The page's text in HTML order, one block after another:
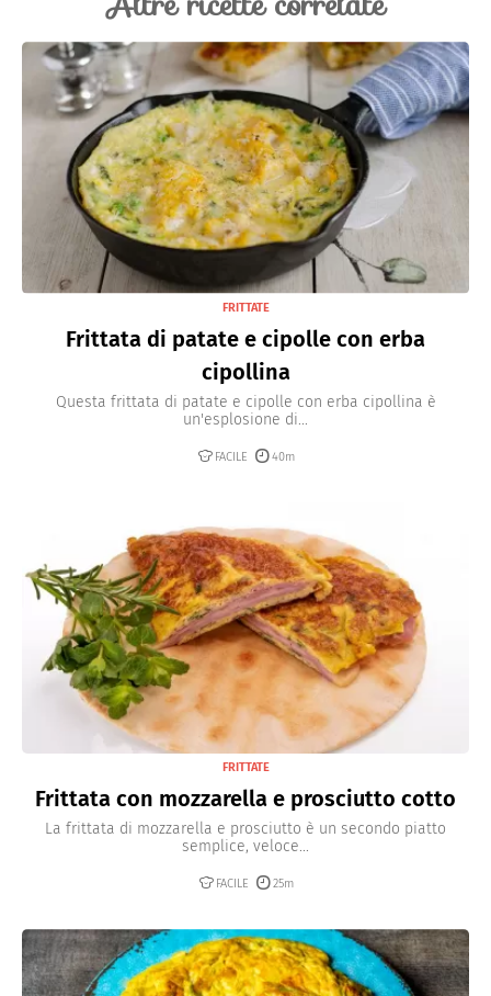
FRITTATE
Frittata di patate e cipolle con erba
cipollina
Questa frittata di patate e cipolle con erba cipollina è
un'esplosione di...
FACILE 40m
FRITTATE
Frittata con mozzarella e prosciutto cotto
La frittata di mozzarella e prosciutto è un secondo piatto
semplice, veloce...
FACILE 25m